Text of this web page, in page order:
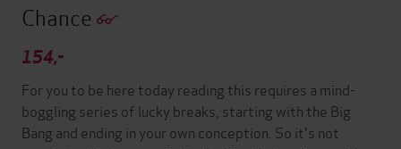
Chance
154,-
For you to be here today reading this requires a mind-
boggling series of lucky breaks, starting with the Big
Bang and ending in your own conception. So it's not